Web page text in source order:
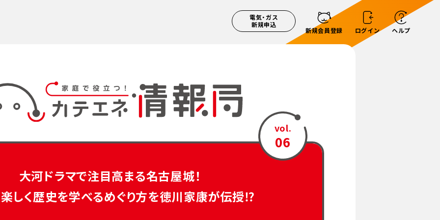
電気・ガス
新規申込
新規会員登録 ログイン ヘルプ
大河ドラマで注目高まる名古屋城！
しく歴史を学べるめぐり方を徳川家康が伝授⁉
vol.
06